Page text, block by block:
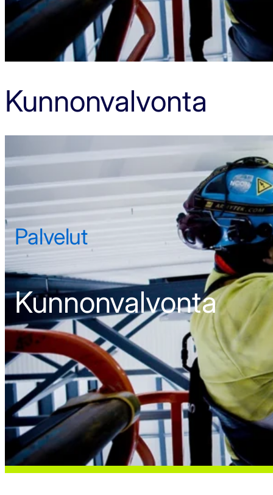
Kunnonvalvonta
Palvelut
Kunnonvalvonta